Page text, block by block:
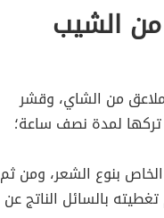
الشيب
من الشاي، وقشر
لمدة نصف ساعة؛
بنوع الشعر، ومن ثم
بالسائل الناتج عن